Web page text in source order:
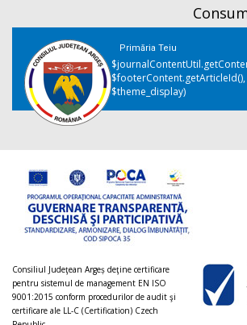
Primăria Teiu
$theme_display)
Consiliul Judeţean Argeș deţine certificare
pentru sistemul de management EN ISO
9001:2015 conform procedurilor de audit şi
certificare ale LL-C (Certification) Czech